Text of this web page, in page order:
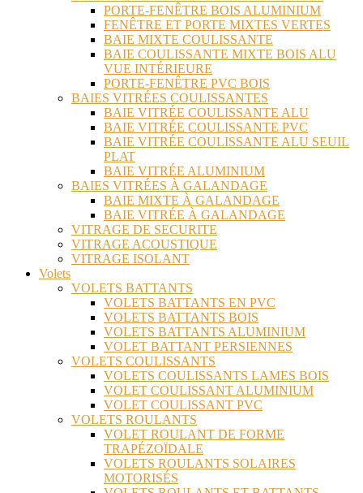
PORTE-FENÊTRE BOIS ALUMINIUM
FENÊTRE ET PORTE MIXTES VERTES
BAIE MIXTE COULISSANTE
BAIE COULISSANTE MIXTE BOIS ALU
VUE INTÉRIEURE
PORTE-FENÊTRE PVC BOIS
BAIES VITRÉES COULISSANTES
BAIE VITRÉE COULISSANTE ALU
BAIE VITRÉE COULISSANTE PVC
BAIE VITRÉE COULISSANTE ALU SEUIL
PLAT
BAIE VITRÉE ALUMINIUM
BAIES VITRÉES À GALANDAGE
BAIE MIXTE À GALANDAGE
BAIE VITRÉE À GALANDAGE
VITRAGE DE SECURITE
VITRAGE ACOUSTIQUE
VITRAGE ISOLANT
Volets
VOLETS BATTANTS
VOLETS BATTANTS EN PVC
VOLETS BATTANTS BOIS
VOLETS BATTANTS ALUMINIUM
VOLET BATTANT PERSIENNES
VOLETS COULISSANTS
VOLETS COULISSANTS LAMES BOIS
VOLET COULISSANT ALUMINIUM
VOLET COULISSANT PVC
VOLETS ROULANTS
VOLET ROULANT DE FORME
TRAPÉZOÏDALE
VOLETS ROULANTS SOLAIRES
MOTORISÉS